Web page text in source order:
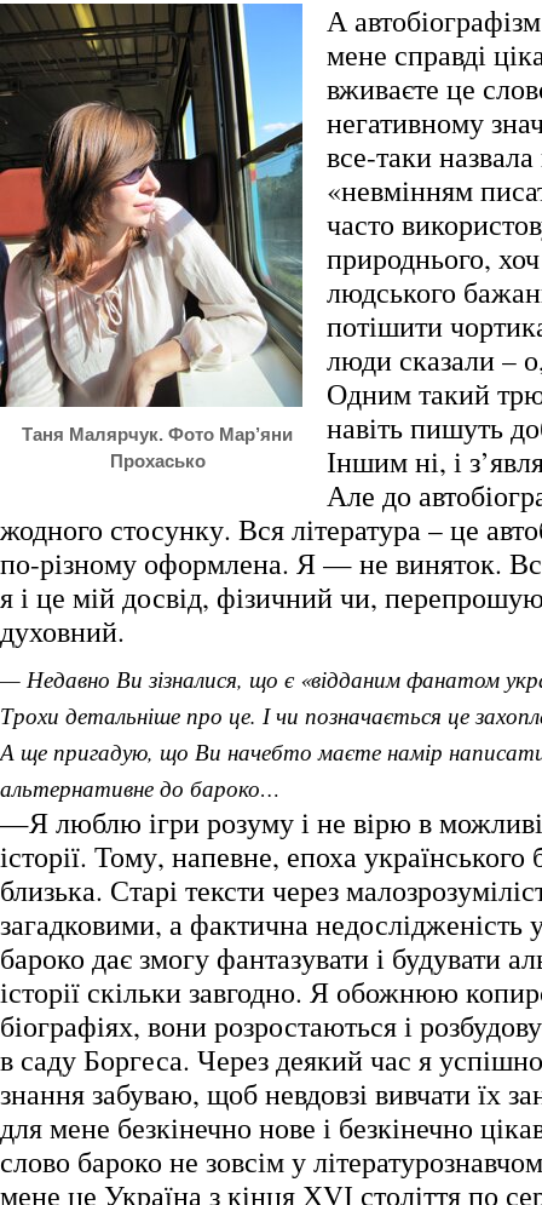
Таня Малярчук. Фото Мар’яни
Прохасько
А
мене справді
вживаєте це
негативному
все-таки
«невмінням
часто
природнього,
людського
потішити
люди сказали –
Одним такий
навіть пишуть
Іншим ні, і
Але до
жодного стосунку. Вся література – це
по-різному оформлена. Я — не виняток.
я і це мій досвід, фізичний чи,
духовний.
— Недавно Ви зізналися, що є «відданим фанатом
Трохи детальніше про це. І чи позначається це
А ще пригадую, що Ви начебто маєте намір
альтернативне до бароко…
—Я люблю ігри розуму і не вірю в
історії. Тому, напевне, епоха українського
близька. Старі тексти через
загадковими, а фактична недослідженість
бароко дає змогу фантазувати і будувати
історії скільки завгодно. Я обожнюю
біографіях, вони розростаються і
в саду Боргеса. Через деякий час я
знання забуваю, щоб невдовзі вивчати їх
для мене безкінечно нове і безкінечно
слово бароко не зовсім у
мене це Україна з кінця ХVІ століття по